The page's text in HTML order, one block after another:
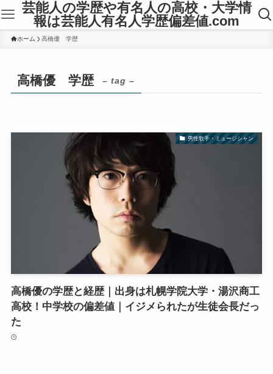
芸能人の学歴や有名人の高校・大学情
報は芸能人有名人学歴偏差値.com
ホーム 高橋優 学歴
高橋優 学歴 – tag –
男性歌手・ミュージシャン
高橋優の学歴と経歴｜出身は札幌学院大学・湯沢商工
高校！中学校の偏差値｜イジメられたが生徒会長だっ
た